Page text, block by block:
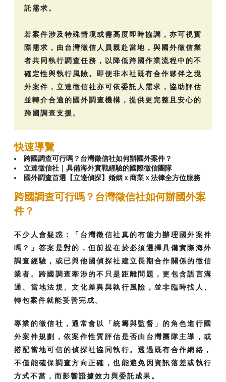
託需求。
若案件涉及特殊情境或需高度即時協調，亦可視實
際需求，由台灣徵信人員親赴當地，與國外徵信業
者共同執行調查任務，以降低跨國作業流程中的不
確定性與執行風險。即便非本社既有合作夥伴之境
外案件，立達徵信社亦可依委託人需求，協助評估
並轉介合適的國外調查機構，提供更完整且安心的
跨國調查支援。
快速導覽
跨國調查可行嗎？台灣徵信社如何辦國外案件？
立達徵信社｜具備海外實戰經驗的國際徵信團隊
國外調查首選【立達偵探】婚姻ｘ商業ｘ法律全方位服務
跨國調查可行嗎？台灣徵信社如何辦國外案
件？
不少人會疑惑：「台灣徵信社真的有能力辦理國外案件
嗎？」答案是對的，但前提在於必須選擇具備實際海外
調查經驗，或已與他國偵探社建立長期合作關係的徵信
業者。跨國調查牽涉的不只是距離問題，更包含語言溝
通、當地法規、文化差異與執行風險，並非臨時找人、
轉包案件就能妥善完成。
專業的徵信社，通常會以「統籌與監督」的角色進行國
外案件規劃，依案件性質評估是否由台灣團隊主導，或
搭配當地可信的偵探社協同執行。透過既有合作網絡，
不僅能確保調查方向正確，也能避免因資訊落差或執行
方式不當，而影響證據效力與委託成果。